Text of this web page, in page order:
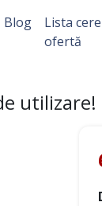
Blog
Lista
ofertă
utilizare!